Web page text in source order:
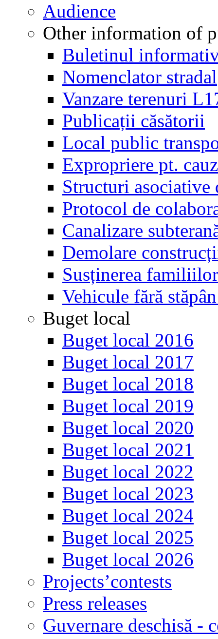
Audience
Other information of
Buletinul
Nomenclator stradal
Vanzare terenuri
Publicații căsătorii
Local public
Expropriere pt.
Structuri
Protocol de
Canalizare
Demolare
Susținerea
Vehicule fără
Buget local
Buget local 2016
Buget local 2017
Buget local 2018
Buget local 2019
Buget local 2020
Buget local 2021
Buget local 2022
Buget local 2023
Buget local 2024
Buget local 2025
Buget local 2026
Projects’contests
Press releases
Guvernare deschisă -